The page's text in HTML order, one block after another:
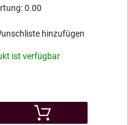
0.00
hinzufügen
ist verfügbar